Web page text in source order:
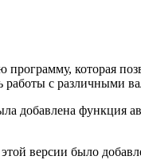
которая
работы с различными
добавлена функция
версии было